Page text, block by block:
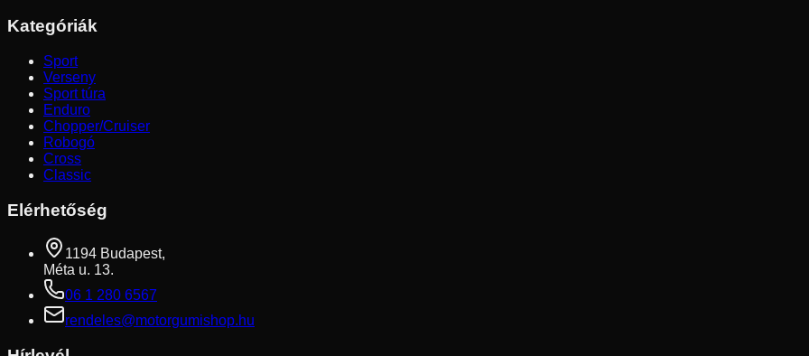
Kategóriák
Sport
Verseny
Sport túra
Enduro
Chopper/Cruiser
Robogó
Cross
Classic
Elérhetőség
1194 Budapest,
Méta u. 13.
06 1 280 6567
rendeles@motorgumishop.hu